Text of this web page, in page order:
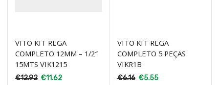
VITO KIT REGA
COMPLETO 12MM – 1/2″
15MTS VIK1215
€12.92 €11.62
VITO KIT REGA
COMPLETO 5 PEÇAS
VIKR1B
€6.16 €5.55